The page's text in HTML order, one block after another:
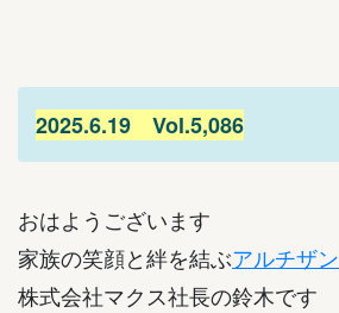
2025.6.19 Vol.5,086
おはようございます
家族の笑顔と絆を結ぶアルチザン
株式会社マクス社長の鈴木です